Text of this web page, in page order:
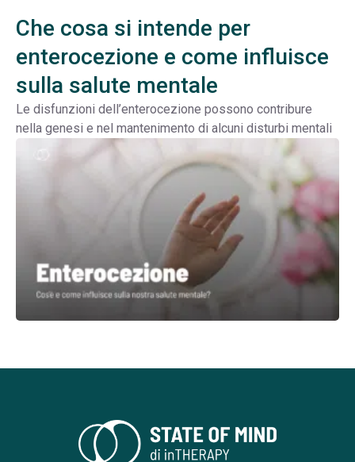
Che cosa si intende per
enterocezione e come influisce
sulla salute mentale
Le disfunzioni dell’enterocezione possono contribure
nella genesi e nel mantenimento di alcuni disturbi mentali